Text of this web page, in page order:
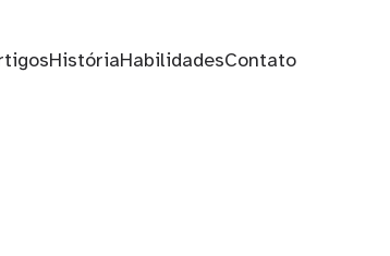
HistóriaHabilidadesContato